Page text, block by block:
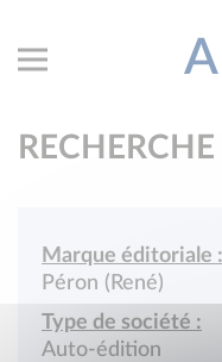
Marque éditoriale :
Péron (René)
Type de société :
Auto-édition